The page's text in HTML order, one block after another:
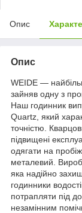
Опис
Опис
WEIDE —
зайняв одну з
Наш годинник
Quartz, який
точністю.
підвищені
одягати на
металевий.
яка надійно
годинники
потрапляти під
незамінним